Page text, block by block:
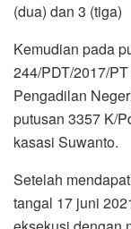
(dua) dan 3 (tiga)
Kemudian pada
244/PDT/2017/
Pengadilan
putusan 3357 K/
kasasi Suwanto.
Setelah
tangal 17 juni